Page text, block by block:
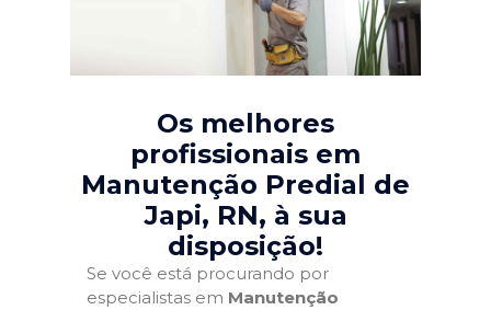
Os melhores
profissionais em
Manutenção Predial de
Japi, RN, à sua
disposição!
Se você está procurando por
especialistas em Manutenção